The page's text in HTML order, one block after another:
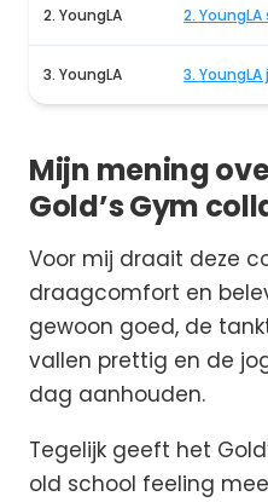
2. YoungLA 2.
3. YoungLA 3.
Mijn mening
Gold’s Gym
Voor mij draait deze
draagcomfort en
gewoon goed, de
vallen prettig en de
dag aanhouden.
Tegelijk geeft het
old school feeling